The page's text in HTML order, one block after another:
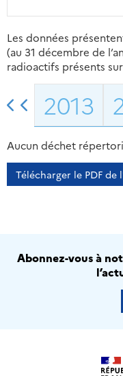
Les données
(au 31 décembre de
radioactifs présents
2013
Aucun déchet
Télécharger le PDF
Abonnez-vous à